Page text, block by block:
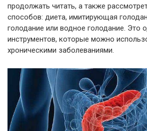
продолжать читать, а также
способов: диета, имитирующая
голодание или водное голодание. Это
инструментов, которые можно
хроническими заболеваниями.